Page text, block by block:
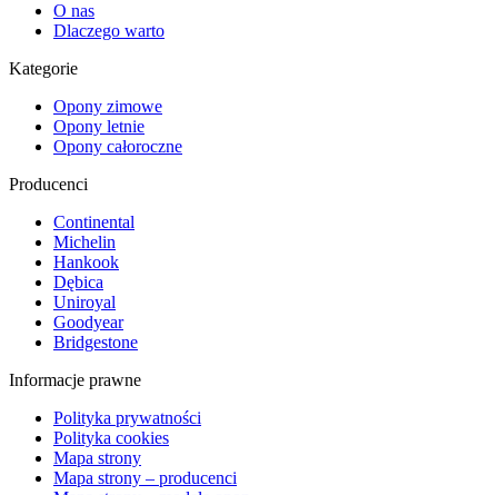
O nas
Dlaczego warto
Kategorie
Opony zimowe
Opony letnie
Opony całoroczne
Producenci
Continental
Michelin
Hankook
Dębica
Uniroyal
Goodyear
Bridgestone
Informacje prawne
Polityka prywatności
Polityka cookies
Mapa strony
Mapa strony – producenci